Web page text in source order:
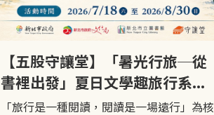
【五股守讓堂】「暑光行旅─從
書裡出發」夏日文學趣旅行系列
活動
「旅行是一種閱讀，閱讀是一場遠行」為核